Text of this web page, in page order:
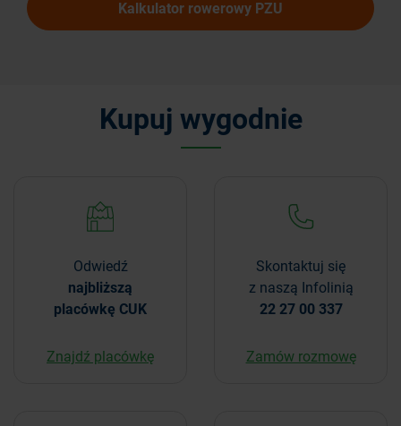
Kalkulator rowerowy PZU
Kupuj wygodnie
Odwiedź
najbliższą
placówkę CUK
Znajdź placówkę
Skontaktuj się
z naszą Infolinią
22 27 00 337
Zamów rozmowę